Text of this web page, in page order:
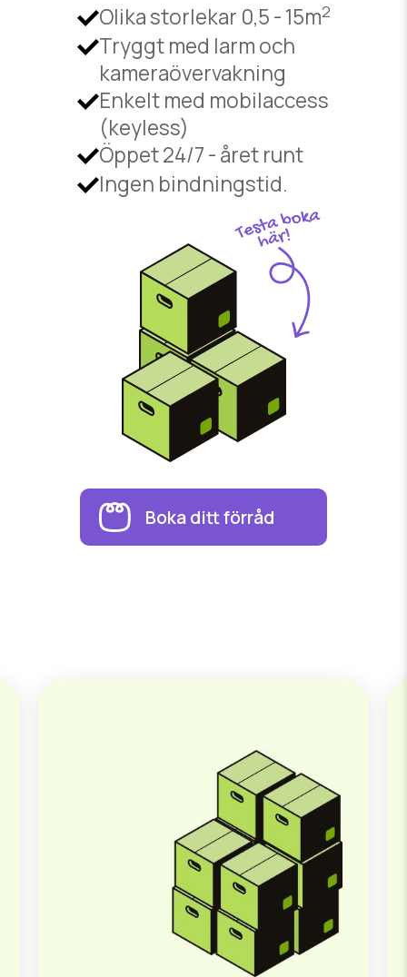
Olika storlekar 0,5 - 15m2
Tryggt med larm och
kameraövervakning
Enkelt med mobilaccess
(keyless)
Öppet 24/7 - året runt
Ingen bindningstid.
Boka ditt förråd